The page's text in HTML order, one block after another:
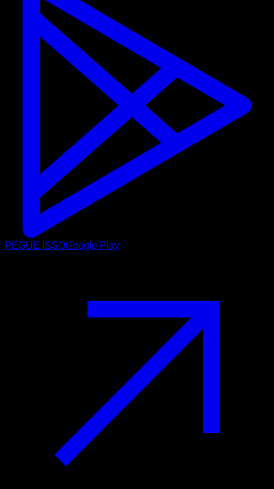
PEGUE ISSOGoogle Play